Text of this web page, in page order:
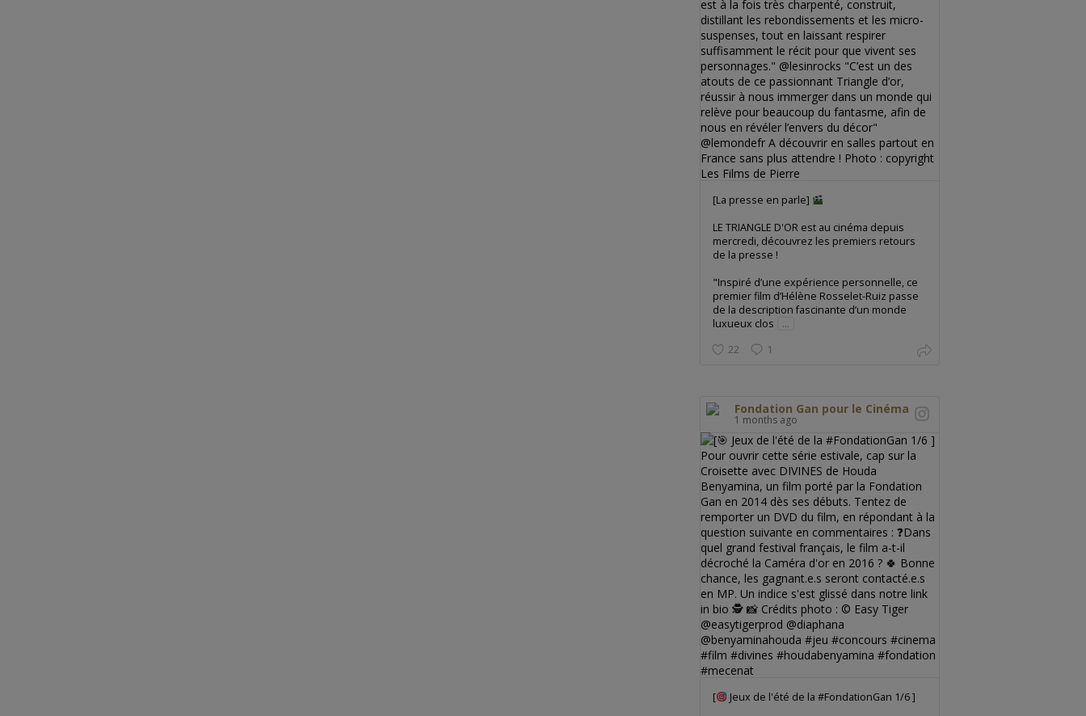
[La presse en parle]
LE TRIANGLE D'OR est au cinéma depuis
mercredi, découvrez les premiers retours
de la presse !
"Inspiré d’une expérience personnelle, ce
premier film d’Hélène Rosselet-Ruiz passe
de la description fascinante d’un monde
luxueux clos
...
22 1
Fondation Gan pour le Cinéma
1 months ago
[
Jeux de l'été de la #FondationGan 1/6 ]